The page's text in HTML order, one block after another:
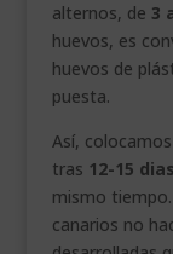
alternos, de 3
huevos, es
huevos de
puesta.
Así,
tras 12-15
mismo
canarios no